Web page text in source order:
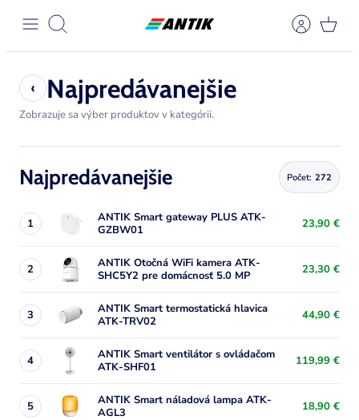
obsah
Hľadať
Zobraziť stránku
Zobraziť stránku
Zobraziť stránku
Zobraziť stránku
‹ Najpredávanejšie
Zobrazuje sa výber produktov v kategórii.
Najpredávanejšie Počet: 272
1
ANTIK Smart gateway PLUS ATK-
GZBW01
23,90 €
2
ANTIK Otočná WiFi kamera ATK-
SHC5Y2 pre domácnosť 5.0 MP
23,30 €
3
ANTIK Smart termostatická hlavica
ATK-TRV02
44,90 €
4
ANTIK Smart ventilátor s ovládačom
ATK-SHF01
119,99 €
5
ANTIK Smart náladová lampa ATK-
AGL3
18,90 €